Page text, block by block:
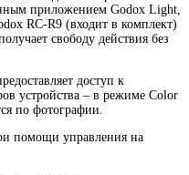
приложением Godox Light,
RC-R9 (входит в комплект)
свободу действия без
доступ к
устройства – в режиме Color
по фотографии.
помощи управления на